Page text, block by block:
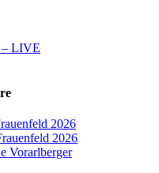
– LIVE
2026
2026
Vorarlberger